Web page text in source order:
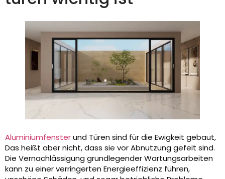
Aluminiumfensterund Türen sind für die Ewigkeit gebaut,
Das heißt aber nicht, dass sie vor Abnutzung gefeit sind.
Die Vernachlässigung grundlegender Wartungsarbeiten
kann zu einer verringerten Energieeffizienz führen,